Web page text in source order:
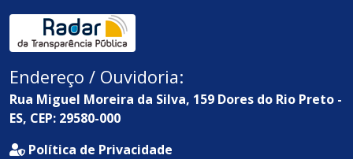
Endereço / Ouvidoria:
Rua Miguel Moreira da Silva, 159 Dores do Rio Preto -
ES, CEP: 29580-000
Política de Privacidade